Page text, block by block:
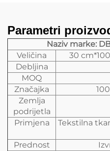
Parametri
Naziv marke:
Veličina
30
Debljina
MOQ
Značajka
Zemlja
podrijetla
Primjena
Tekstilna
Prednost